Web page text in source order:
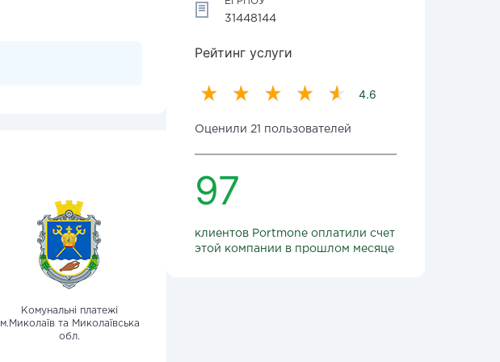
Комунальні платежі
м.Миколаїв та Миколаївська
обл.
31448144
Рейтинг услуги
4.6
Оценили 21 пользователей
97
клиентов Portmone оплатили счет
этой компании в прошлом месяце